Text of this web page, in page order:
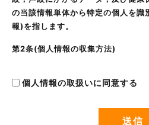
の当該情報単体から特定の個人を識
報)を指します。
第2条(個人情報の収集方法)
所，電話番号，メールアドレス，銀
とがあります。また，ユーザーと提
たユーザーの個人情報を含む取引記
個人情報の取扱いに同意する